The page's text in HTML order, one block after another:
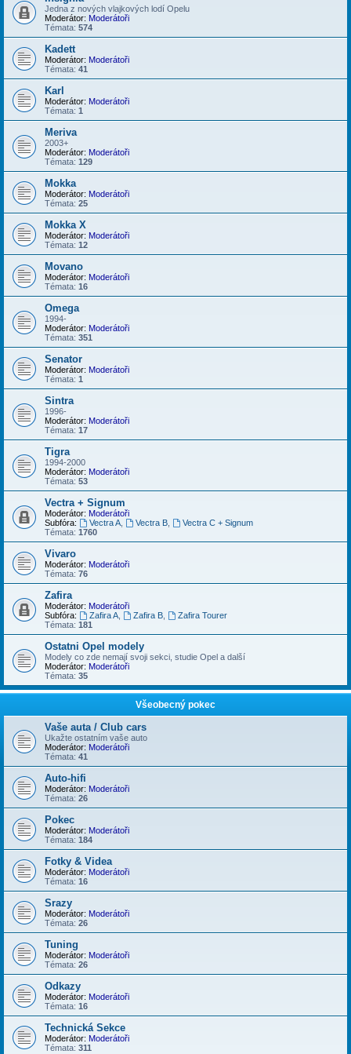
Jedna z nových vlajkových lodí Opelu
Moderátor: Moderátoři
Témata: 574
Kadett
Moderátor: Moderátoři
Témata: 41
Karl
Moderátor: Moderátoři
Témata: 1
Meriva
2003+
Moderátor: Moderátoři
Témata: 129
Mokka
Moderátor: Moderátoři
Témata: 25
Mokka X
Moderátor: Moderátoři
Témata: 12
Movano
Moderátor: Moderátoři
Témata: 16
Omega
1994-
Moderátor: Moderátoři
Témata: 351
Senator
Moderátor: Moderátoři
Témata: 1
Sintra
1996-
Moderátor: Moderátoři
Témata: 17
Tigra
1994-2000
Moderátor: Moderátoři
Témata: 53
Vectra + Signum
Moderátor: Moderátoři
Subfóra:
Vectra A, Vectra B,
Vectra C + Signum
Témata: 1760
Vivaro
Moderátor: Moderátoři
Témata: 76
Zafira
Moderátor: Moderátoři
Subfóra:
Zafira A, Zafira B,
Zafira Tourer
Témata: 181
Ostatni Opel modely
Modely co zde nemají svoji sekci, studie Opel a další
Moderátor: Moderátoři
Témata: 35
Všeobecný pokec
Vaše auta / Club cars
Ukažte ostatním vaše auto
Moderátor: Moderátoři
Témata: 41
Auto-hifi
Moderátor: Moderátoři
Témata: 26
Pokec
Moderátor: Moderátoři
Témata: 184
Fotky & Videa
Moderátor: Moderátoři
Témata: 16
Srazy
Moderátor: Moderátoři
Témata: 26
Tuning
Moderátor: Moderátoři
Témata: 26
Odkazy
Moderátor: Moderátoři
Témata: 16
Technická Sekce
Moderátor: Moderátoři
Témata: 311